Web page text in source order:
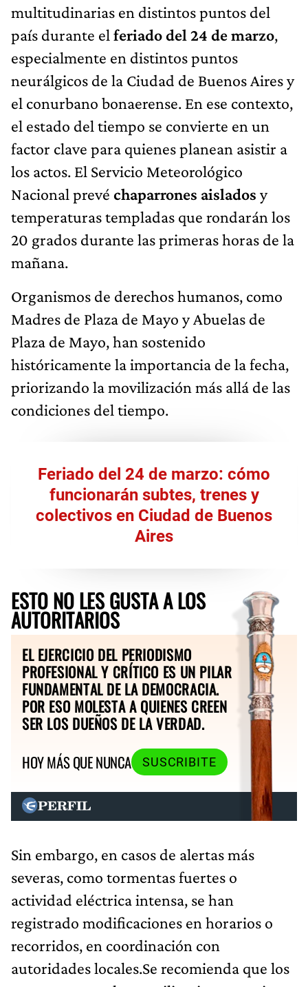
multitudinarias en distintos puntos del
país durante el feriado del 24 de marzo,
especialmente en distintos puntos
neurálgicos de la Ciudad de Buenos Aires y
el conurbano bonaerense. En ese contexto,
el estado del tiempo se convierte en un
factor clave para quienes planean asistir a
los actos. El Servicio Meteorológico
Nacional prevé chaparrones aislados y
temperaturas templadas que rondarán los
20 grados durante las primeras horas de la
mañana.
Organismos de derechos humanos, como
Madres de Plaza de Mayo y Abuelas de
Plaza de Mayo, han sostenido
históricamente la importancia de la fecha,
priorizando la movilización más allá de las
condiciones del tiempo.
Feriado del 24 de marzo: cómo
funcionarán subtes, trenes y
colectivos en Ciudad de Buenos
Aires
ESTO NO LES GUSTA A LOS
AUTORITARIOS
EL EJERCICIO DEL PERIODISMO
PROFESIONAL Y CRÍTICO ES UN PILAR
FUNDAMENTAL DE LA DEMOCRACIA.
POR ESO MOLESTA A QUIENES CREEN
SER LOS DUEÑOS DE LA VERDAD.
HOY MÁS QUE NUNCA
SUSCRIBITE
Sin embargo, en casos de alertas más
severas, como tormentas fuertes o
actividad eléctrica intensa, se han
registrado modificaciones en horarios o
recorridos, en coordinación con
autoridades locales.Se recomienda que los